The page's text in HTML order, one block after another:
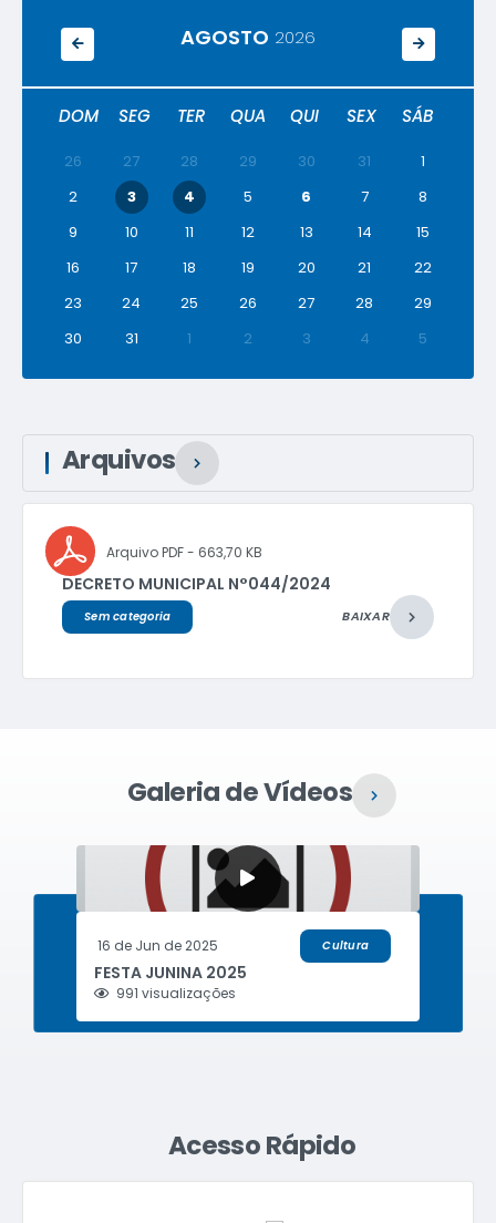
AGOSTO 2026
DOM SEG TER QUA QUI SEX SÁB
26 27 28 29 30 31
1
2
3 4 5 6 7
8
9
10 11 12 13 14
15
16
17 18 19 20 21
22
23
24 25 26 27 28
29
30
31 1 2 3 4 5
Arquivos VER MAIS
DECRETO MUNICIPAL N°044/2024
Sem categoria
PDF 663,70 KB
BAIXAR
Galeria de Vídeos VER MAIS
Cultura
16 de Jun de 2025
FESTA JUNINA 2025
991 visualizações
Acesso Rápido